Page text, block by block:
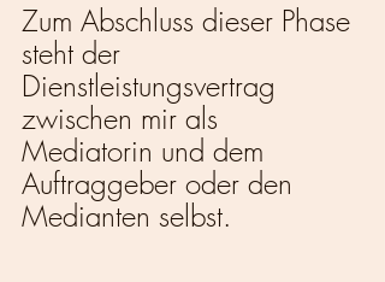
Zum Abschluss dieser Phase
steht der
Dienstleistungsvertrag
zwischen mir als
Mediatorin und dem
Auftraggeber oder den
Medianten selbst.